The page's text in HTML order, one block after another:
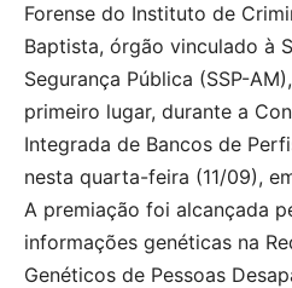
Forense do Instituto de
Baptista, órgão vinculado à
Segurança Pública (SSP-
primeiro lugar, durante a
Integrada de Bancos de
nesta quarta-feira (11/09),
A premiação foi alcançada
informações genéticas na
Genéticos de Pessoas